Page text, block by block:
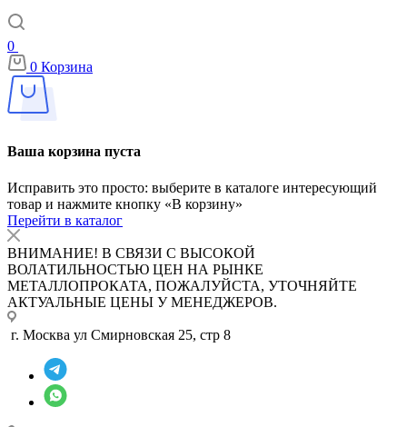
0
0 Корзина
Ваша корзина пуста
Исправить это просто: выберите в каталоге интересующий
товар и нажмите кнопку «В корзину»
Перейти в каталог
ВНИМАНИЕ! В СВЯЗИ С ВЫСОКОЙ
ВОЛАТИЛЬНОСТЬЮ ЦЕН НА РЫНКЕ
МЕТАЛЛОПРОКАТА, ПОЖАЛУЙСТА, УТОЧНЯЙТЕ
АКТУАЛЬНЫЕ ЦЕНЫ У МЕНЕДЖЕРОВ.
г. Москва ул Смирновская 25, стр 8